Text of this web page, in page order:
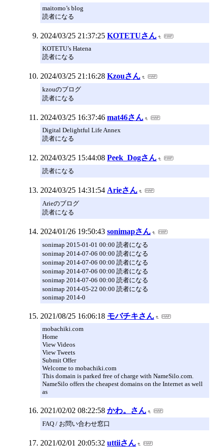
maitomo’s blog
読者になる
2024/03/25 21:37:25 KOTETUさん
KOTETU’s Hatena
読者になる
2024/03/25 21:16:28 Kzouさん
kzouのブログ
読者になる
2024/03/25 16:37:46 mat46さん
Digital Delightful Life Annex
読者になる
2024/03/25 15:44:08 Peek_Dogさん
読者になる
2024/03/25 14:31:54 Arieさん
Arieのブログ
読者になる
2024/01/26 19:50:43 sonimapさん
sonimap 2015-01-01 00:00 読者になる
sonimap 2014-07-06 00:00 読者になる
sonimap 2014-07-06 00:00 読者になる
sonimap 2014-07-06 00:00 読者になる
sonimap 2014-07-06 00:00 読者になる
sonimap 2014-05-22 00:00 読者になる
sonimap 2014-0
2021/08/25 16:06:18 モバチキさん
mobachiki.com
Home
View Videos
View Tweets
Submit Offer
Welcome to mobachiki.com
This domain is parked free of charge with NameSilo.com.
NameSilo offers the cheapest domains on the Internet as well
as
2021/02/02 08:22:58 かわ。さん
FAQ / お問い合わせ窓口
2021/02/01 20:05:32 uttiiさん